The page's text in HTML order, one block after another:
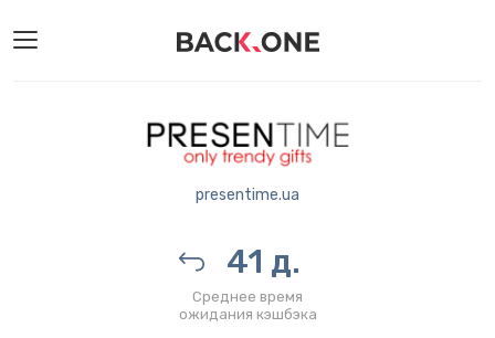
presentime.ua
41 д.
Среднее время
ожидания кэшбэка